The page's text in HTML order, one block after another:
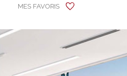
MES FAVORIS